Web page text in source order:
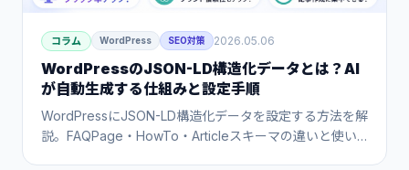
コラム WordPress SEO対策 2026.05.06
WordPressのJSON-LD構造化データとは？AI
が自動生成する仕組みと設定手順
WordPressにJSON-LD構造化データを設定する方法を解
説。FAQPage・HowTo・Articleスキーマの違いと使い